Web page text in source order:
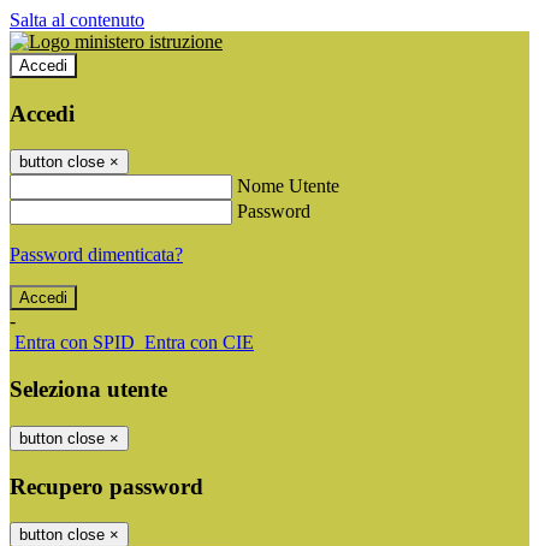
Salta al contenuto
Accedi
Accedi
button close ×
Nome Utente
Password
Password dimenticata?
-
Entra con SPID Entra con CIE
Seleziona utente
button close ×
Recupero password
button close ×